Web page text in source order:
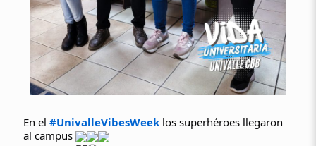
En el #UnivalleVibesWeek los superhéroes llegaron
al campus